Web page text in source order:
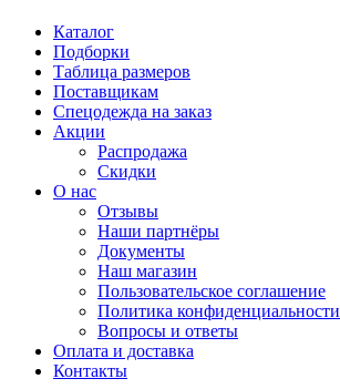
Каталог
Подборки
Таблица размеров
Поставщикам
Спецодежда на заказ
Акции
Распродажа
Скидки
О нас
Отзывы
Наши партнёры
Документы
Наш магазин
Пользовательское соглашение
Политика конфиденциальности
Вопросы и ответы
Оплата и доставка
Контакты